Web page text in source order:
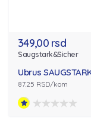
349,00 rsd
Saugstark&Sicher
Ubrus
87.25 RSD/kom